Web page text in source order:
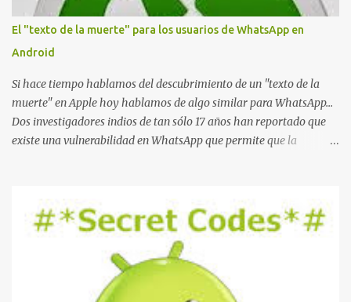
El "texto de la muerte" para los usuarios de WhatsApp en
Android
Si hace tiempo hablamos del descubrimiento de un "texto de la
muerte" en Apple hoy hablamos de algo similar para WhatsApp...
Dos investigadores indios de tan sólo 17 años han reportado que
existe una vulnerabilidad en WhatsApp que permite que la
La vulnerabilidad ha sido probada y funciona correctamente en la
mayoría de las versiones de Android y de WhatsApp incluyendo la
2.11.431 y 2.11.432. Sin embargo todavía no se ha probado en iOS y
Windows no parece ser vulnerable. Esto podría provocar que se
extienda como una pesada broma la moda de bloquear WhatsApp
a otras personas, cuyo modo de recuperar el uso de la misma sería